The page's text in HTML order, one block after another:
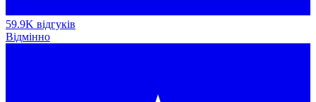
59.9K відгуків
Відмінно